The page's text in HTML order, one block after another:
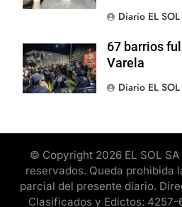
Diario EL SOL
67 barrios
Varela
Diario EL SOL
© Copyright 2026 EL SOL
reservados. Queda prohibida
parcial del presente diario.
Clasificados y Edictos: 4257-